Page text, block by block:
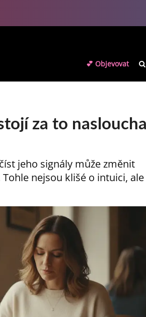
💕 Objevovat
za to
jeho signály může změnit
nejsou klišé o intuici, ale